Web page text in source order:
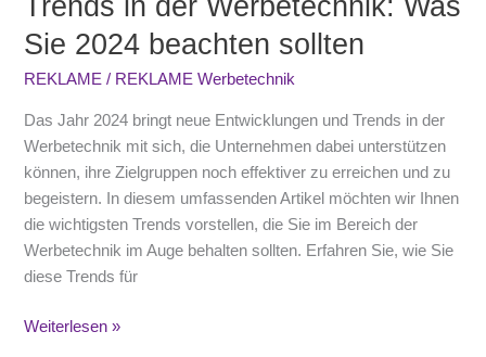
Sie 2024 beachten sollten
REKLAME / REKLAME Werbetechnik
Das Jahr 2024 bringt neue Entwicklungen und Trends in der
Werbetechnik mit sich, die Unternehmen dabei unterstützen
können, ihre Zielgruppen noch effektiver zu erreichen und zu
begeistern. In diesem umfassenden Artikel möchten wir Ihnen
die wichtigsten Trends vorstellen, die Sie im Bereich der
Werbetechnik im Auge behalten sollten. Erfahren Sie, wie Sie
diese Trends für
der
Werbetechnik:
Sie
2024
beachten
sollten
Weiterlesen »